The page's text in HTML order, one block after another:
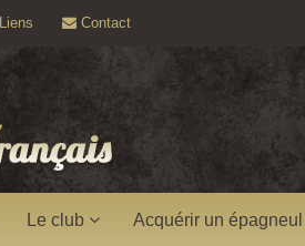
Liens Contact
Le club Acquérir un